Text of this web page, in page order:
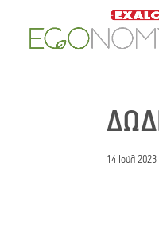
14 Ιούλ 2023